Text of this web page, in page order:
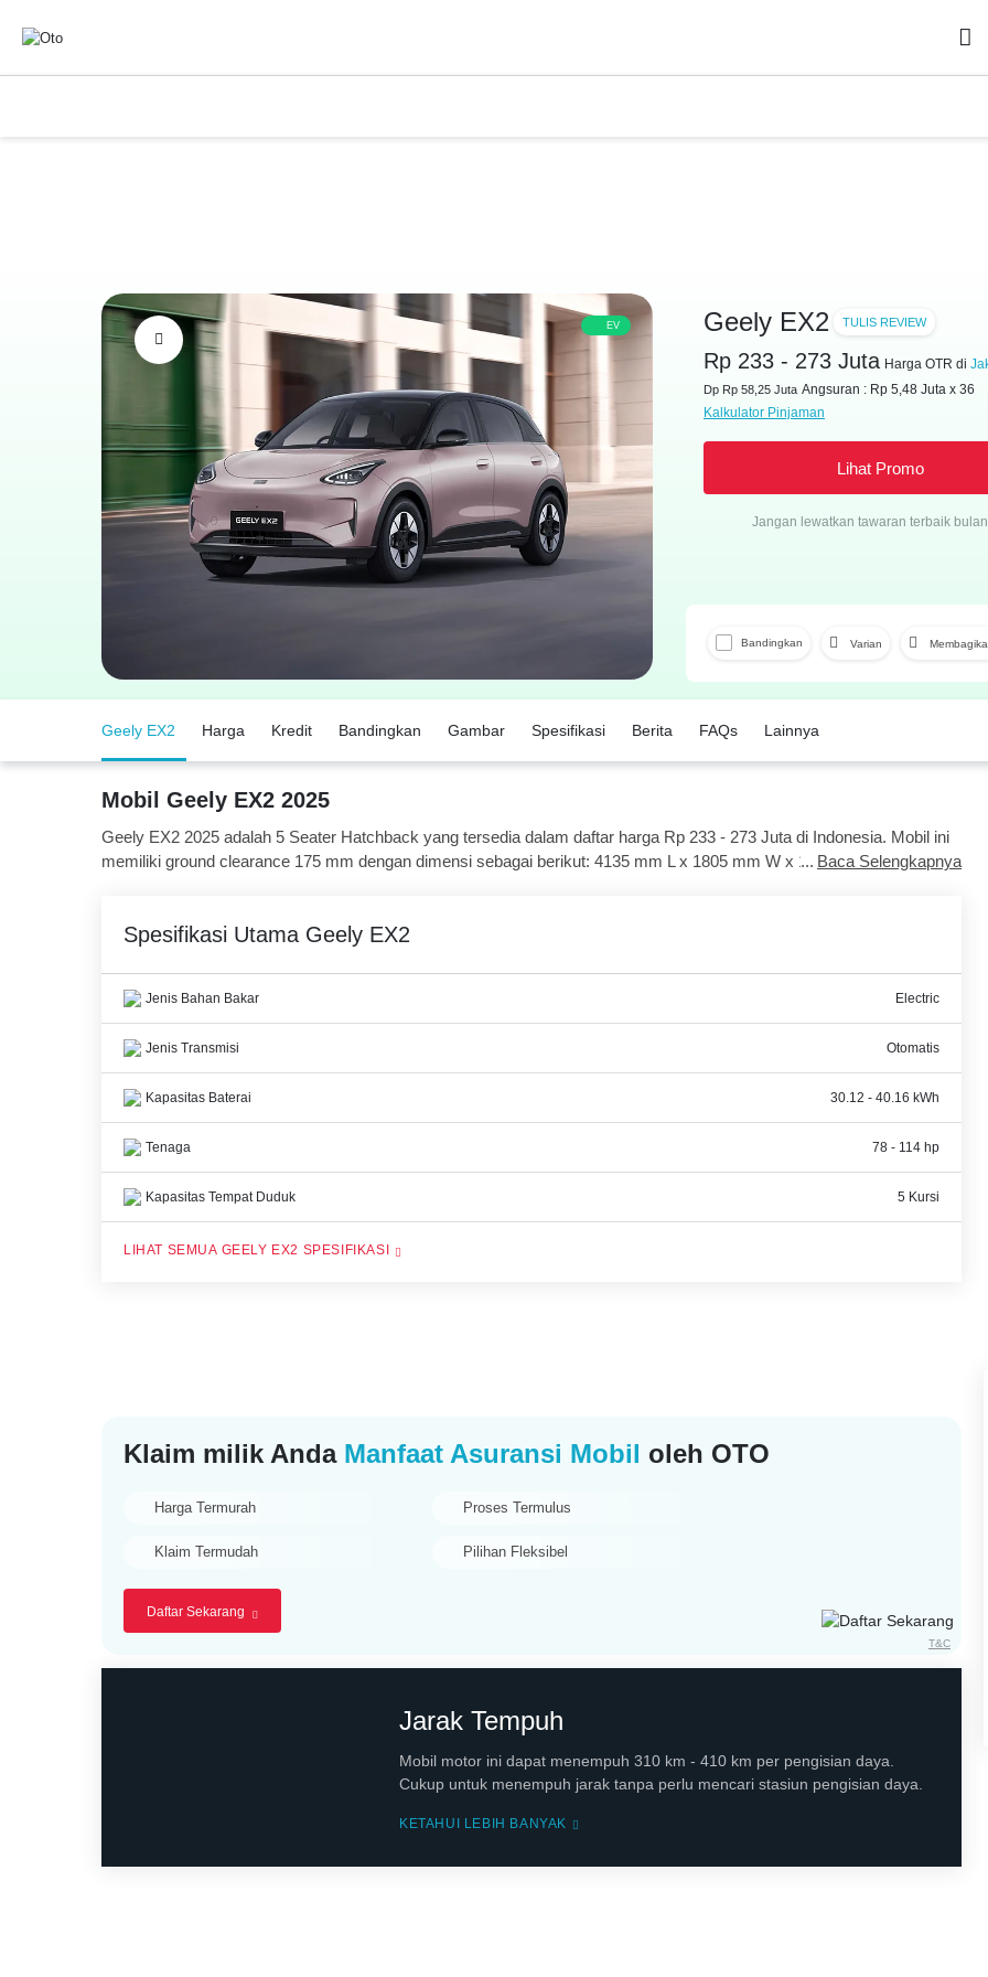
EV Geely EX2 TULIS REVIEW
Rp 233 - 273 Juta Harga OTR di
Dp Rp 58,25 Juta Angsuran : Rp 5,48 Juta x 36
Kalkulator Pinjaman
Lihat Promo
Jangan lewatkan tawaran terbaik
Bandingkan Varian
Geely EX2 Harga Kredit Bandingkan Gambar Spesifikasi Berita FAQs Lainnya
Mobil Geely EX2 2025
Geely EX2 2025 adalah 5 Seater Hatchback yang tersedia dalam daftar harga Rp 233 - 273 Juta di Indonesia. Mobil ini
memiliki ground clearance 175 mm dengan dimensi sebagai berikut: 4135 mm L x 1805 mm W x 1570 mm H.Baca Selengkapnya
Spesifikasi Utama Geely EX2
Jenis Bahan Bakar Electric
Jenis Transmisi Otomatis
Kapasitas Baterai 30.12 - 40.16 kWh
Tenaga 78 - 114 hp
Kapasitas Tempat Duduk 5 Kursi
GEELY EX2 SPESIFIKASI
Klaim milik AndaManfaat Asuransi Mobil oleh OTO
Harga Termurah Proses Termulus
Klaim Termudah Pilihan Fleksibel
Daftar Sekarang
T&C
Jarak Tempuh
Mobil motor ini dapat menempuh 310 km - 410 km per pengisian daya.
Cukup untuk menempuh jarak tanpa perlu mencari stasiun pengisian daya.
KETAHUI LEBIH BANYAK